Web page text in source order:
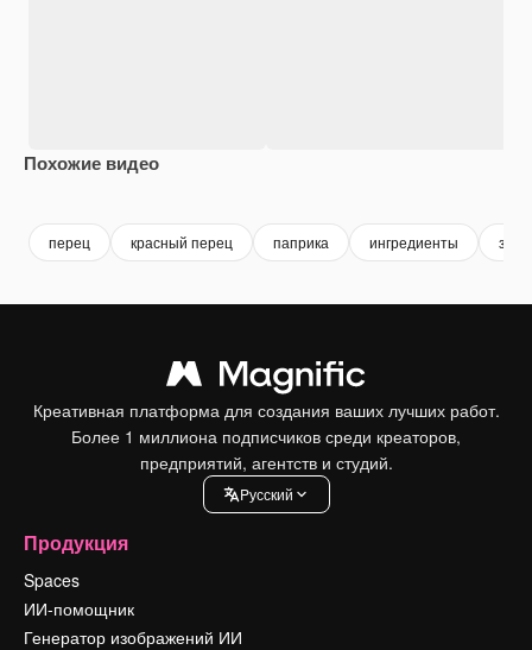
Похожие видео
перец красный перец паприка ингредиенты
Креативная платформа для создания ваших лучших работ.
Более 1 миллиона подписчиков среди креаторов,
предприятий, агентств и студий.
Pусский
Продукция
Spaces
ИИ-помощник
Генератор изображений ИИ